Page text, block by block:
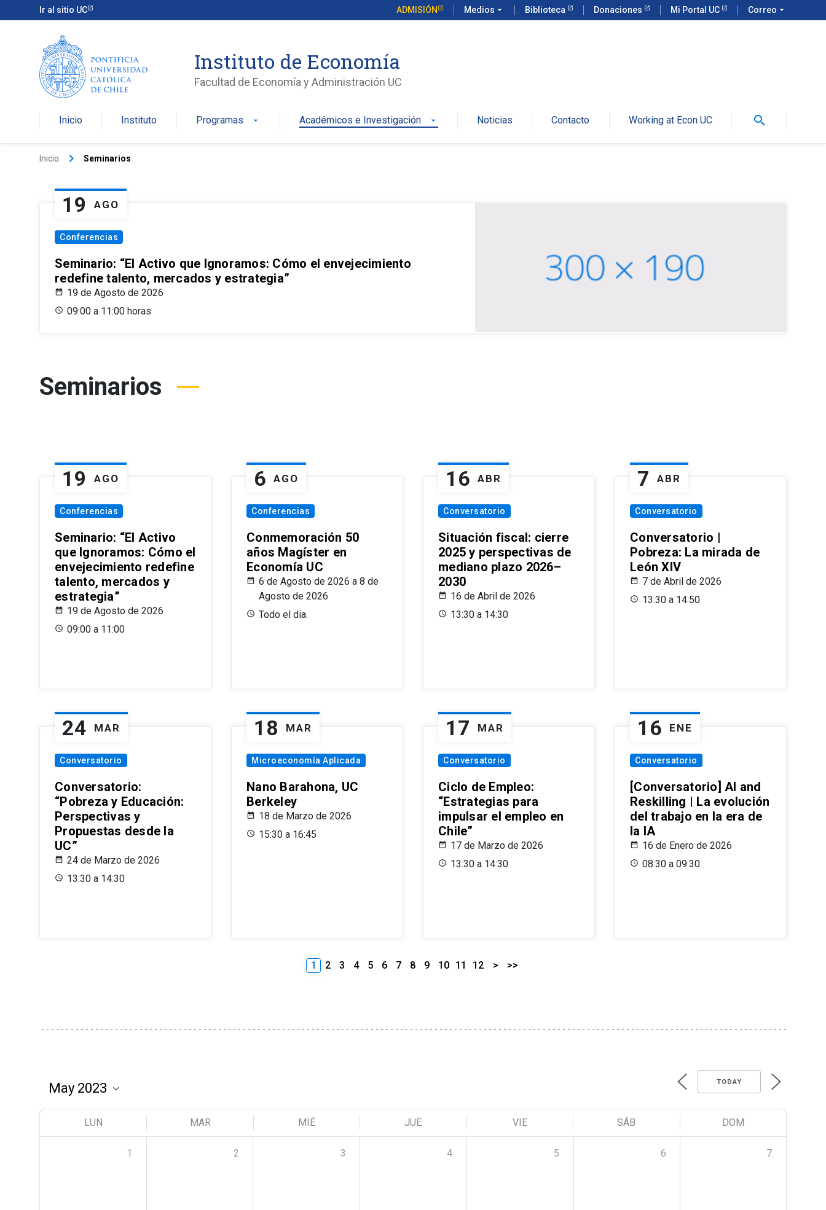
Ir al sitio UC ADMISIÓN Medios arrow_drop_down Biblioteca Donaciones Mi Portal UC Correo arrow_drop_down
Instituto de Economía
Facultad de Economía y Administración UC
Inicio Instituto Programas arrow_drop_down Académicos e Investigación arrow_drop_down Noticias Contacto Working at Econ UC search
Inicio keyboard_arrow_right Seminarios
19 AGO
Conferencias
Seminario: “El Activo que Ignoramos: Cómo el envejecimiento
redefine talento, mercados y estrategia”
19 de Agosto de 2026
09:00 a 11:00 horas
Seminarios
19 AGO
Conferencias
Seminario: “El Activo
que Ignoramos: Cómo el
envejecimiento redefine
talento, mercados y
estrategia”
19 de Agosto de 2026
09:00 a 11:00
6 AGO
Conferencias
Conmemoración 50
años Magíster en
Economía UC
6 de Agosto de 2026 a 8 de
Agosto de 2026
Todo el dia.
16 ABR
Conversatorio
Situación fiscal: cierre
2025 y perspectivas de
mediano plazo 2026–
2030
16 de Abril de 2026
13:30 a 14:30
7 ABR
Conversatorio
Conversatorio |
Pobreza: La mirada de
León XIV
7 de Abril de 2026
13:30 a 14:50
24 MAR
Conversatorio
Conversatorio:
“Pobreza y Educación:
Perspectivas y
Propuestas desde la
UC”
24 de Marzo de 2026
13:30 a 14:30
18 MAR
Microeconomía Aplicada
Nano Barahona, UC
Berkeley
18 de Marzo de 2026
15:30 a 16:45
17 MAR
Conversatorio
Ciclo de Empleo:
“Estrategias para
impulsar el empleo en
Chile”
17 de Marzo de 2026
13:30 a 14:30
16 ENE
Conversatorio
[Conversatorio] AI and
Reskilling | La evolución
del trabajo en la era de
la IA
16 de Enero de 2026
08:30 a 09:30
1 2 3 4 5 6 7 8 9 10 11 12 > >>
TODAY
LUN MAR MIÉ JUE VIE SÁB DOM
1 2 3 4 5 6 7